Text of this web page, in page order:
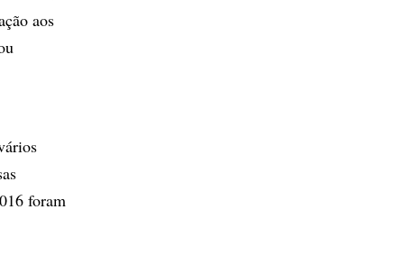
aos
foram